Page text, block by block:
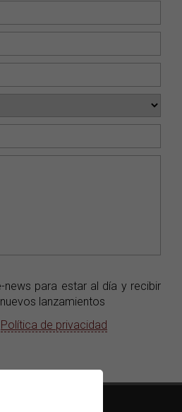
news para estar al día y recibir
lanzamientos
Política de privacidad